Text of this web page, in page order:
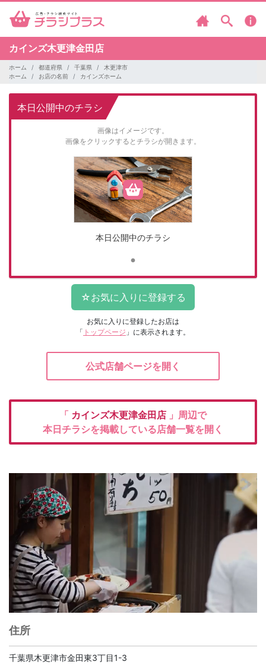
カインズ木更津金田店
ホーム 都道府県 千葉県
木更津市
ホーム
お店の名前 カインズホーム
本日公開中のチラシ
画像はイメージです。
画像をクリックするとチラシが開きます。
本日公開中のチラシ
お気に入りに登録したお店は
「 トップページ 」に表示されます。
公式店舗ページを開く
「 カインズ木更津金田店 」周辺で
本日チラシを掲載している店舗一覧を開く
住所
千葉県木更津市金田東3丁目1-3